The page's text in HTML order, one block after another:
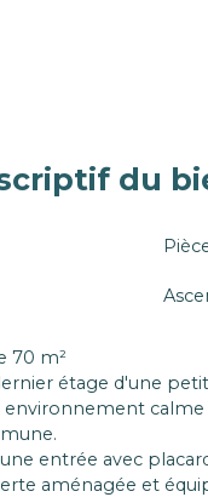
du
70 m²
étage d'une
calme
entrée avec
aménagée et